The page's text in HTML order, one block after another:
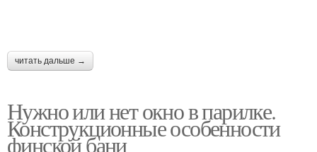
читать дальше →
Нужно или нет окно в парилке.
Конструкционные особенности
финской бани